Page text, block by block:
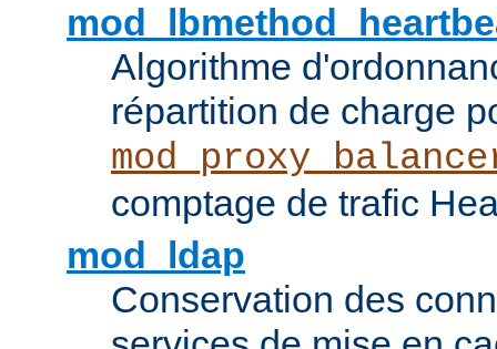
Algorithme
répartition de charge
comptage de trafic
mod_ldap
Conservation des